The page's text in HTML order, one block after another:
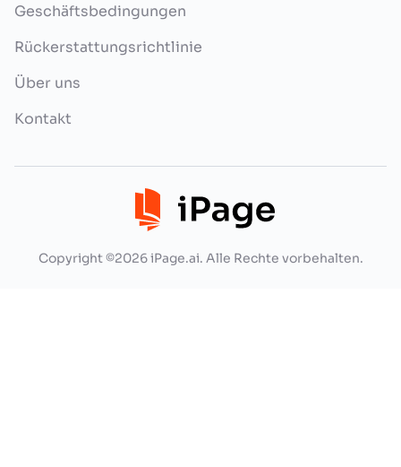
Geschäftsbedingungen
Rückerstattungsrichtlinie
Über uns
Kontakt
Copyright ©2026 iPage.ai. Alle Rechte vorbehalten.